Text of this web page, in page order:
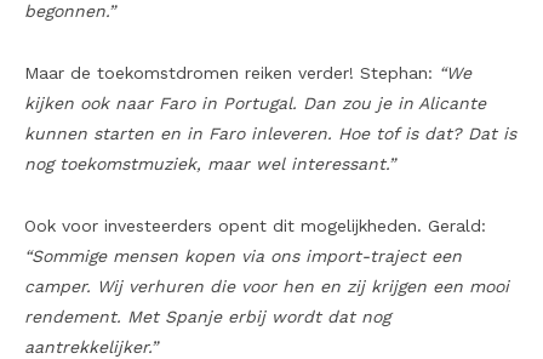
begonnen.”
Maar de toekomstdromen reiken verder! Stephan: “We
kijken ook naar Faro in Portugal. Dan zou je in Alicante
kunnen starten en in Faro inleveren. Hoe tof is dat? Dat is
nog toekomstmuziek, maar wel interessant.”
Ook voor investeerders opent dit mogelijkheden. Gerald:
“Sommige mensen kopen via ons import-traject een
camper. Wij verhuren die voor hen en zij krijgen een mooi
rendement. Met Spanje erbij wordt dat nog
aantrekkelijker.”